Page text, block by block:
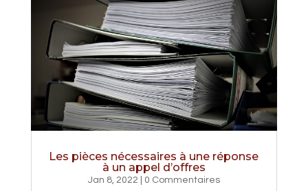
Les pièces nécessaires à une réponse
à un appel d’offres
Jan 8, 2022 | 0 Commentaires